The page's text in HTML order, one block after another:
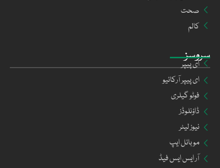
سروسز
ای پیپر
ای پیپر آرکائیو
فوٹو گیلری
ڈاؤنلوڈز
نیوز لیٹر
موبائل ایپ
آر ایس ایس فیڈ
صحت
کالم